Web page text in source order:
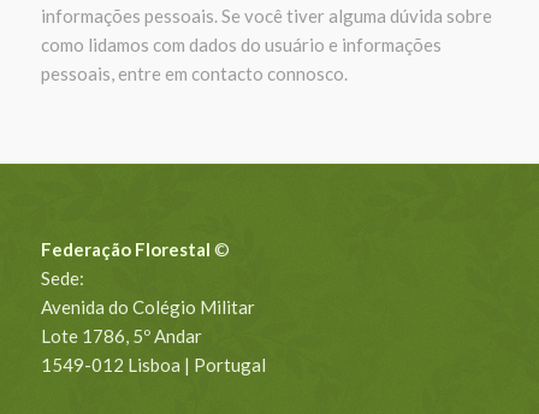
informações pessoais. Se você tiver alguma dúvida sobre
como lidamos com dados do usuário e informações
pessoais, entre em contacto connosco.
Federação Florestal ©
Sede:
Avenida do Colégio Militar
Lote 1786, 5º Andar
1549-012 Lisboa | Portugal